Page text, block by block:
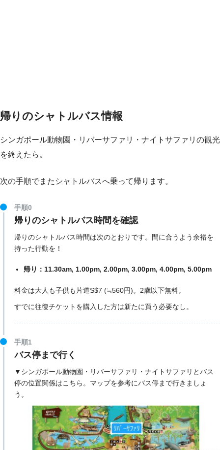
帰りのシャトルバス情報
シンガポール動物園・リバーサファリ・ナイトサファリの観光
を終えたら。
次の手順でまたシャトルバスへ乗って帰ります。
手順0
帰りのシャトルバス時間を確認
帰りのシャトルバス時間は次のとおりです。間に合うよう余裕を
持った行動を！
帰り：11.30am, 1.00pm, 2.00pm, 3.00pm, 4.00pm, 5.00pm
料金は大人も子供も片道S$7 (≒560円)。2歳以下無料。
すでに往復チケットを購入した方は新たに買う必要なし。
手順1
バス停まで行く
▼シンガポール動物園・リバーサファリ・ナイトサファリとバス
停の位置関係はこちら。マップを参考にバス停まで行きましょ
う。